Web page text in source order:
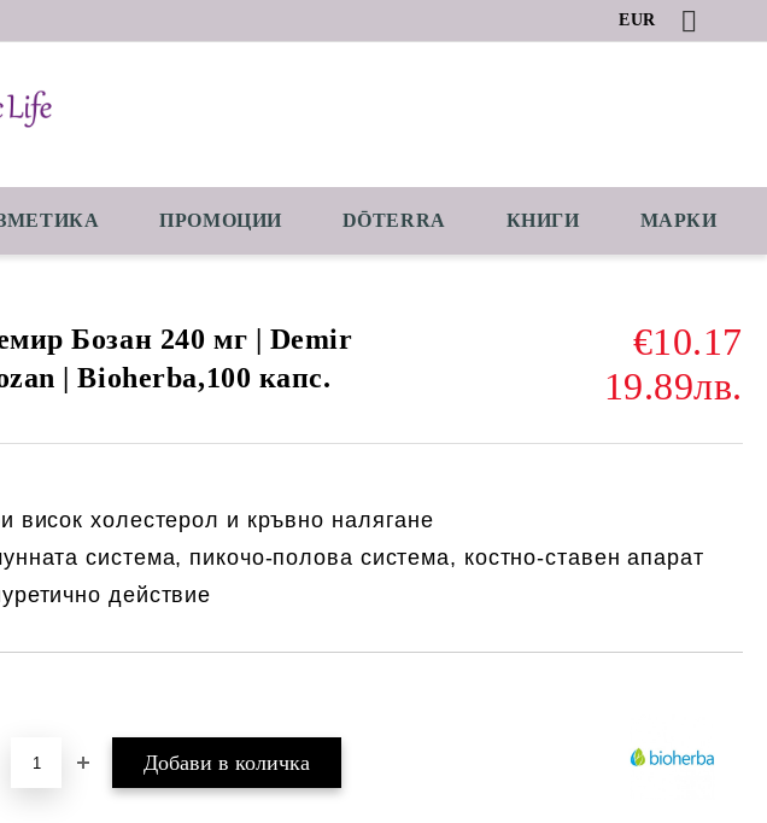
EUR
ПРОМОЦИИ DŌTERRA КНИГИ МАРКИ
Бозан 240 мг | Demir
| Bioherba,100 капс.
€10.17
19.89лв.
висок холестерол и кръвно налягане
система, пикочо-полова система, костно-ставен апарат
действие